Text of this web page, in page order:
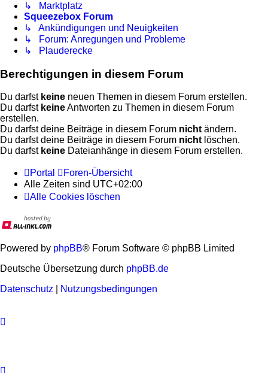
↳ Marktplatz
Squeezebox Forum
↳ Ankündigungen und Neuigkeiten
↳ Forum: Anregungen und Probleme
↳ Plauderecke
Berechtigungen in diesem Forum
Du darfst keine neuen Themen in diesem Forum erstellen.
Du darfst keineAntworten zu Themen in diesem Forum
erstellen.
Du darfst deine Beiträge in diesem Forum nichtändern.
Du darfst deine Beiträge in diesem Forum nichtlöschen.
Du darfst keine Dateianhänge in diesem Forum erstellen.
Portal
Foren-Übersicht
Alle Zeiten sind UTC+02:00
Alle Cookies löschen
Powered by phpBB® Forum Software © phpBB Limited
Deutsche Übersetzung durch phpBB.de
Datenschutz
Nutzungsbedingungen